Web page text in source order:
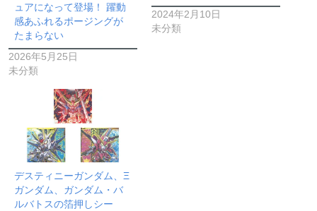
ュアになって登場！ 躍動
感あふれるポージングが
たまらない
2026年5月25日
未分類
2024年2月10日
未分類
デスティニーガンダム、Ξ
ガンダム、ガンダム・バ
ルバトスの箔押しシー